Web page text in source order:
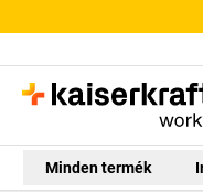
Minden termék